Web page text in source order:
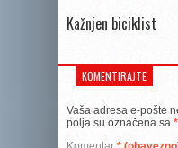
Kažnjen biciklist
KOMENTIRAJTE
Vaša adresa e-pošte
polja su označena sa